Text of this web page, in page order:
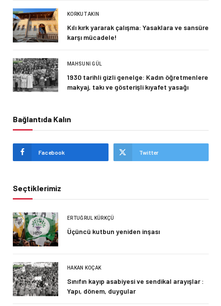
KORKUT AKIN
Kılı kırk yararak çalışma: Yasaklara ve sansüre
karşı mücadele!
MAHSUNI GÜL
1930 tarihli gizli genelge: Kadın öğretmenlere
makyaj, takı ve gösterişli kıyafet yasağı
Bağlantıda Kalın
Facebook Twitter
Seçtiklerimiz
ERTUĞRUL KÜRKÇÜ
Üçüncü kutbun yeniden inşası
HAKAN KOÇAK
Sınıfın kayıp asabiyesi ve sendikal arayışlar :
Yapı, dönem, duygular